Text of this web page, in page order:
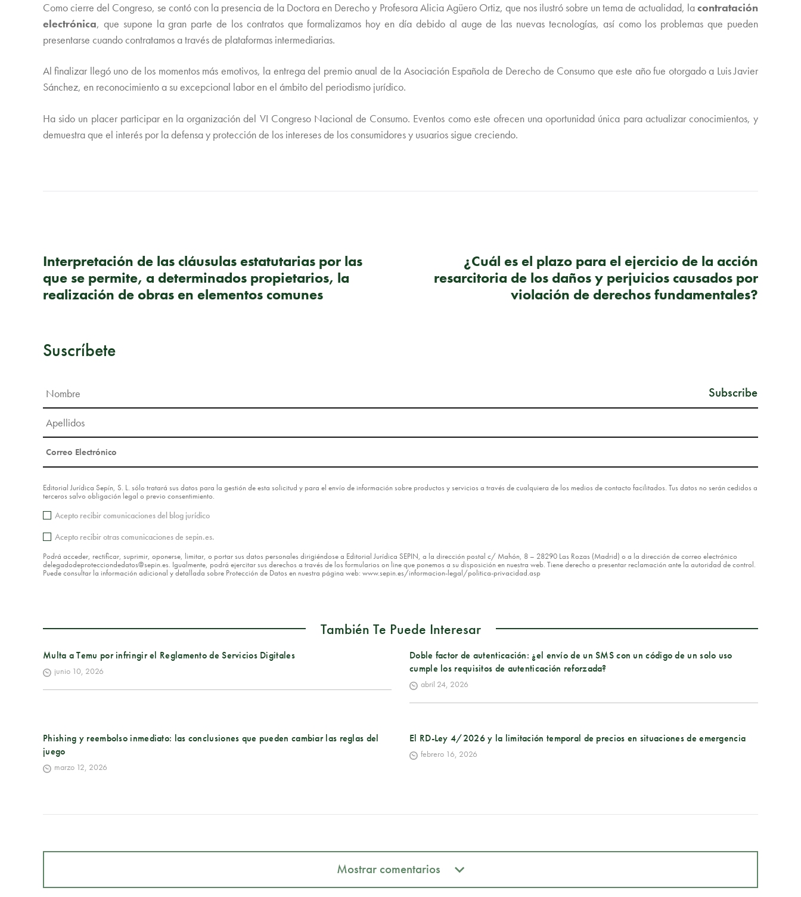
Como cierre del Congreso, se contó con la presencia de la Doctora en Derecho y Profesora Alicia Agüero Ortiz, que nos ilustró sobre un tema de actualidad, lacontratación
electrónica, que supone la gran parte de los contratos que formalizamos hoy en día debido al auge de las nuevas tecnologías, así como los problemas que pueden
presentarse cuando contratamos a través de plataformas intermediarias.
Al finalizar llegó uno de los momentos más emotivos, la entrega del premio anual de la Asociación Española de Derecho de Consumo que este año fue otorgado a Luis Javier
Sánchez, en reconocimiento a su excepcional labor en el ámbito del periodismo jurídico.
Ha sido un placer participar en la organización del VI Congreso Nacional de Consumo. Eventos como este ofrecen una oportunidad única para actualizar conocimientos, y
demuestra que el interés por la defensa y protección de los intereses de los consumidores y usuarios sigue creciendo.
Interpretación de las cláusulas estatutarias por las
que se permite, a determinados propietarios, la
realización de obras en elementos comunes
¿Cuál es el plazo para el ejercicio de la acción
resarcitoria de los daños y perjuicios causados por
violación de derechos fundamentales?
Suscríbete
Editorial Jurídica Sepín, S. L. sólo tratará sus datos para la gestión de esta solicitud y para el envío de información sobre productos y servicios a través de cualquiera de los medios de contacto facilitados. Tus datos no serán cedidos a
terceros salvo obligación legal o previo consentimiento.
Acepto recibir comunicaciones del blog jurídico
Acepto recibir otras comunicaciones de sepin.es.
Podrá acceder, rectificar, suprimir, oponerse, limitar, o portar sus datos personales dirigiéndose a Editorial Jurídica SEPIN, a la dirección postal c/ Mahón, 8 – 28290 Las Rozas (Madrid) o a la dirección de correo electrónico
delegadodeprotecciondedatos@sepin.es. Igualmente, podrá ejercitar sus derechos a través de los formularios on line que ponemos a su disposición en nuestra web. Tiene derecho a presentar reclamación ante la autoridad de control.
Puede consultar la información adicional y detallada sobre Protección de Datos en nuestra página web: www.sepin.es/informacion-legal/politica-privacidad.asp
También Te Puede Interesar
Multa a Temu por infringir el Reglamento de Servicios Digitales
junio 10, 2026
Doble factor de autenticación: ¿el envío de un SMS con un código de un solo uso
cumple los requisitos de autenticación reforzada?
abril 24, 2026
Phishing y reembolso inmediato: las conclusiones que pueden cambiar las reglas del
juego
marzo 12, 2026
El RD-Ley 4/2026 y la limitación temporal de precios en situaciones de emergencia
febrero 16, 2026
Mostrar comentarios